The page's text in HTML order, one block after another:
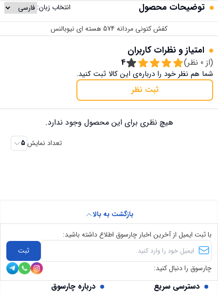
توضیحات محصول
انتخاب زبان:
کفش کتونی مردانه 574 هسته ای نیوبالنس
امتیاز و نظرات کاربران
(از 0 نظر) 4
شما هم نظر خود را درباره‌ی این کالا ثبت کنید.
ثبت نظر
هیچ نظری برای این محصول وجود ندارد.
تعداد نمایش 5
دسترسی سریع درباره چارسوق
بازگشت به بالا
با ثبت ایمیل از آخرین اخبار چارسوق اطلاع داشته باشید:
ثبت
چارسوق را دنبال کنید: